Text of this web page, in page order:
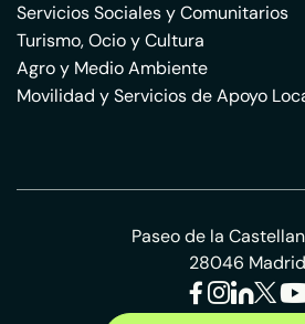
Servicios Sociales y Comunitarios
Turismo, Ocio y Cultura
Agro y Medio Ambiente
Movilidad y Servicios de Apoyo
Paseo de la
28046 Madrid